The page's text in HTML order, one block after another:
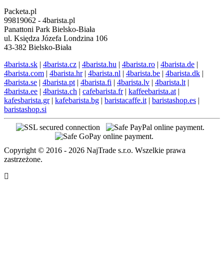
Packeta.pl
99819062 - 4barista.pl
Panattoni Park Bielsko-Biała
ul. Księdza Józefa Londzina 106
43-382 Bielsko-Biała
4barista.sk | 4barista.cz | 4barista.hu | 4barista.ro | 4barista.de |
4barista.com | 4barista.hr| 4barista.nl | 4barista.be | 4barista.dk |
4barista.se | 4barista.pt | 4barista.fi | 4barista.lv | 4barista.lt |
4barista.ee | 4barista.ch | cafebarista.fr| kaffeebarista.at |
kafesbarista.gr| kafebarista.bg | baristacaffe.it | baristashop.es |
baristashop.si
Copyright © 2016 - 2026 NajTrade s.r.o. Wszelkie prawa
zastrzeżone.